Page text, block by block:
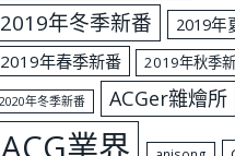
2019年冬季新番
2019年
2019年春季新番
2019年秋季
2020年冬季新番 ACGer雜燴所